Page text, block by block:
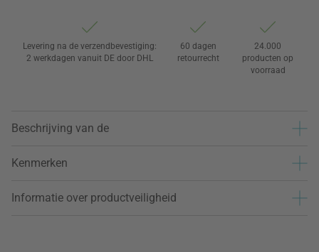
Levering na de verzendbevestiging:
2 werkdagen vanuit DE door DHL
60 dagen
retourrecht
24.000
producten op
voorraad
Beschrijving van de
Kenmerken
Informatie over productveiligheid